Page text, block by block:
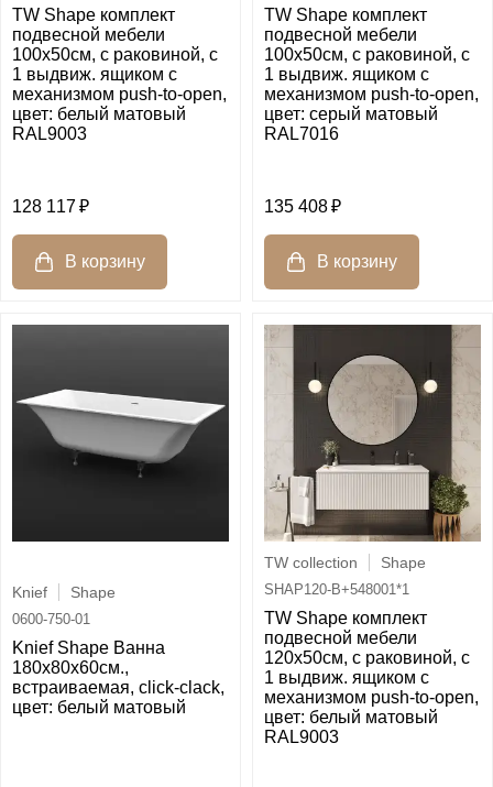
TW Shape комплект
подвесной мебели
100х50см, с раковиной, с
1 выдвиж. ящиком с
механизмом push-to-open,
цвет: белый матовый
RAL9003
128 117
TW Shape комплект
подвесной мебели
100х50см, с раковиной, с
1 выдвиж. ящиком с
механизмом push-to-open,
цвет: серый матовый
RAL7016
135 408
Knief Shape
0600-750-01
Knief Shape Ванна
180x80x60cм.,
встраиваемая, click-clack,
цвет: белый матовый
TW collection Shape
SHAP120-B+548001*1
TW Shape комплект
подвесной мебели
120х50см, с раковиной, с
1 выдвиж. ящиком с
механизмом push-to-open,
цвет: белый матовый
RAL9003